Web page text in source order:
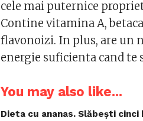
cele mai puternice
Contine vitamina A,
flavonoizi. In plus, are un
energie suficienta cand te
You may also like...
Dieta cu ananas. Slăbești